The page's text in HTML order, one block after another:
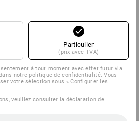
Particulier
(prix avec TVA)
à tout moment avec effet futur via
notre politique de confidentialité. Vous
votre sélection sous « Configurer les
veuillez consulter la déclaration de